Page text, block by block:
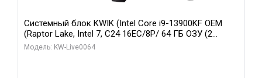
Системный блок KWIK (Intel Core i9-13900KF OEM
(Raptor Lake, Intel 7, C24 16EC/8P/ 64 ГБ ОЗУ (2
модуля)/ ASUS RTX5080 PROART OC 16GB GDDR7
Модель: KW-Live0064